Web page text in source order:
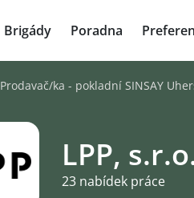
Brigády Poradna
Prodavač/ka - pokladní SINSAY
LPP,
23 nabídek práce